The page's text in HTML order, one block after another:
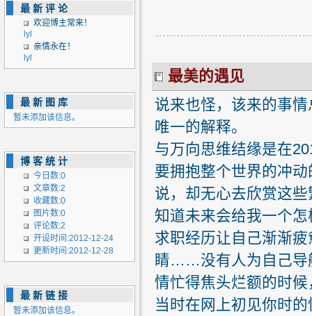
最新评论
欢迎博主常来！
lyl
亲情永在！
lyl
最新图库
暂未添加该信息。
博客统计
今日数:0
文章数:2
收藏数:0
图片数:0
评论数:2
开设时间:2012-12-24
更新时间:2012-12-28
最新链接
暂未添加该信息。
最美的遇见
说来也怪，该来的事
唯一的解释。
与万向思维结缘是在
要拥抱整个世界的冲
说，却无心去欣赏这
知道未来会给我一个
求职经历让自己渐渐
睛……没有人为自己导
情忙得焦头烂额的时
当时在网上初见你时